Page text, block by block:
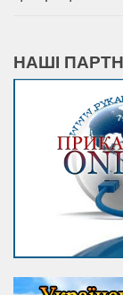
НАШІ